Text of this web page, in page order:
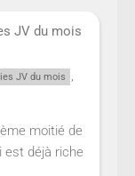
JV du mois
JV du mois ,
moitié de
est déjà riche